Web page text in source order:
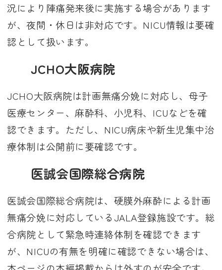
況により陣痛発来後に実施する場合があります
が、夜間・休日は非対応です。NICU情報は要確
認として扱います。
JCHO大阪病院
JCHO大阪病院は計画無痛分娩に対応し、母子
医療センター、麻酔科、小児科、ICUなどを確
認できます。ただし、NICU病床や新生児集中治
療体制は公開前に要確認です。
医誠会国際総合病院
医誠会国際総合病院は、硬膜外麻酔による計画
無痛分娩に対応しているJALA登録施設です。総
合病院として緊急時連絡体制を確認できます
が、NICUの有無を明確に確認できない場合は、